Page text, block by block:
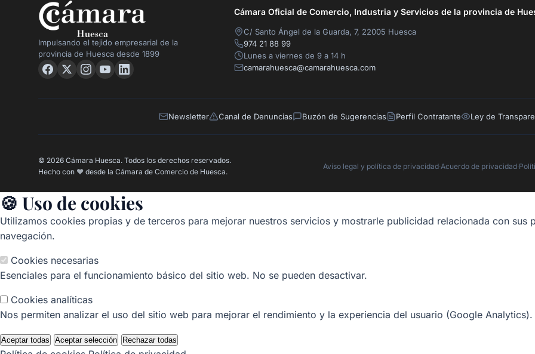
Impulsando el tejido empresarial de la
provincia de Huesca desde 1899
Cámara Oficial de Comercio, Industria y Servicios de la provincia de
C/ Santo Ángel de la Guarda, 7, 22005 Huesca
974 21 88 99
Lunes a viernes de 9 a 14 h
camarahuesca@camarahuesca.com
Newsletter Canal de Denuncias Buzón de Sugerencias Perfil Contratante Ley de
© 2026 Cámara Huesca. Todos los derechos reservados.
Hecho con ❤️ desde la Cámara de Comercio de Huesca.
Aviso legal y política de privacidad·Acuerdo de privacidad·
🍪 Uso de cookies
Utilizamos cookies propias y de terceros para mejorar nuestros servicios y mostrarle publicidad relacionada con sus
navegación.
Cookies necesarias
Esenciales para el funcionamiento básico del sitio web. No se pueden desactivar.
Cookies analíticas
Nos permiten analizar el uso del sitio web para mejorar el rendimiento y la experiencia del usuario (Google Analytics).
Aceptar todas Aceptar selección Rechazar todas